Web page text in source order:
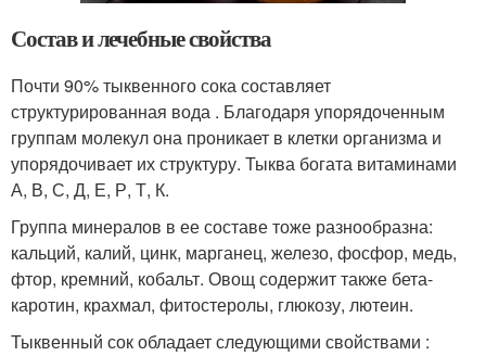
Состав и лечебные свойства
Почти 90% тыквенного сока составляет
структурированная вода . Благодаря упорядоченным
группам молекул она проникает в клетки организма и
упорядочивает их структуру. Тыква богата витаминами
А, В, С, Д, Е, Р, Т, К.
Группа минералов в ее составе тоже разнообразна:
кальций, калий, цинк, марганец, железо, фосфор, медь,
фтор, кремний, кобальт. Овощ содержит также бета-
каротин, крахмал, фитостеролы, глюкозу, лютеин.
Тыквенный сок обладает следующими свойствами :